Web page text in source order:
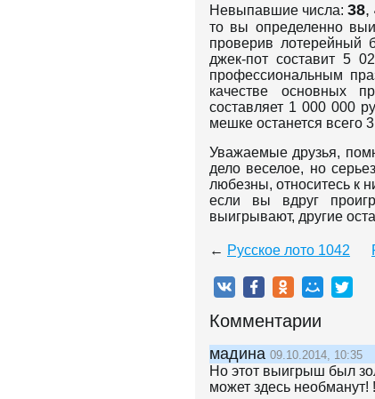
Невыпавшие числа: 38,
то вы определенно
проверив лотерейный
джек-пот составит 5
профессиональным
качестве основных
составляет 1 000 000
мешке останется всего
Уважаемые друзья,
дело веселое, но
любезны, относитесь к
если вы вдруг
выигрывают, другие
← Русское лото 1042
Комментарии
мадина 09.10.2014, 10:35
Но этот выигрыш был
может здесь необманут!